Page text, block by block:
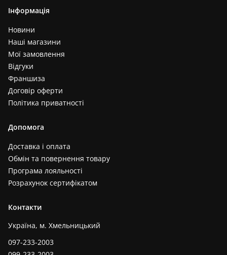
Інформація
Новини
Наші магазини
Мої замовлення
Відгуки
Франшиза
Договір оферти
Політика приватності
Допомога
Доставка і оплата
Обмін та повернення товару
Програма лояльності
Розрахунок сертифікатом
Контакти
Україна, м. Хмельницький
097-233-2003